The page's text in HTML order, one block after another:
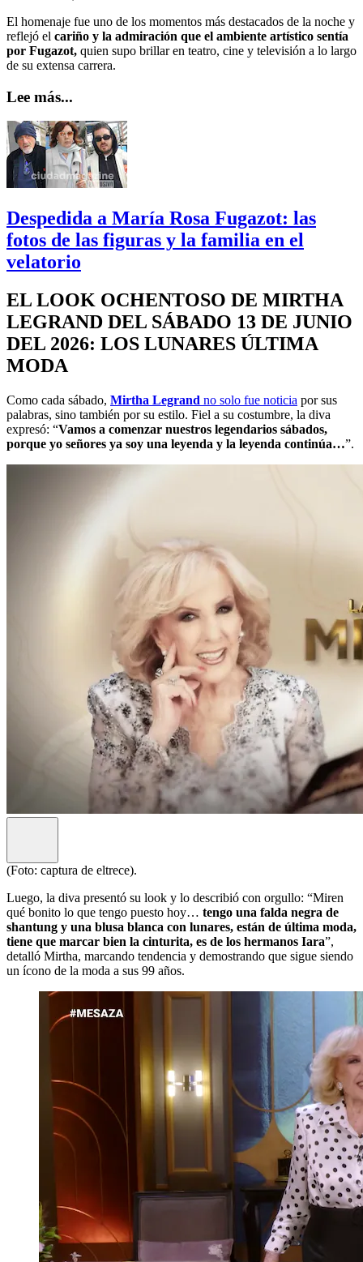
El homenaje fue uno de los momentos más destacados de la noche y
reflejó el cariño y la admiración que el ambiente artístico sentía
por Fugazot, quien supo brillar en teatro, cine y televisión a lo largo
de su extensa carrera.
Lee más...
Despedida a María Rosa Fugazot: las
fotos de las figuras y la familia en el
velatorio
EL LOOK OCHENTOSO DE MIRTHA
LEGRAND DEL SÁBADO 13 DE JUNIO
DEL 2026: LOS LUNARES ÚLTIMA
MODA
Como cada sábado, Mirtha Legrand no solo fue noticia por sus
palabras, sino también por su estilo. Fiel a su costumbre, la diva
expresó: “Vamos a comenzar nuestros legendarios sábados,
porque yo señores ya soy una leyenda y la leyenda continúa…”.
(Foto: captura de eltrece).
Luego, la diva presentó su look y lo describió con orgullo: “Miren
qué bonito lo que tengo puesto hoy… tengo una falda negra de
shantung y una blusa blanca con lunares, están de última moda,
tiene que marcar bien la cinturita, es de los hermanos Iara”,
detalló Mirtha, marcando tendencia y demostrando que sigue siendo
un ícono de la moda a sus 99 años.